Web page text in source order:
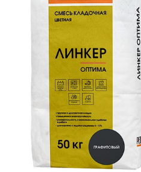
ДСК Грас
CubiBlock
Калужский